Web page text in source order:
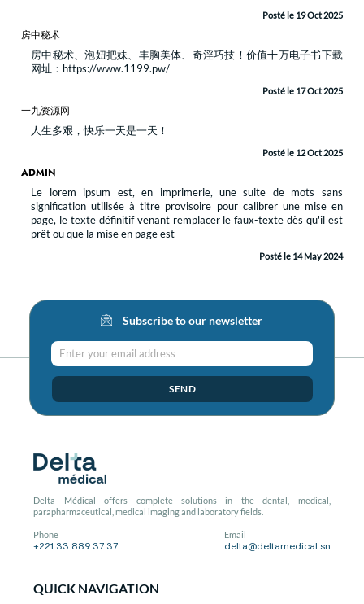
Posté le 19 Oct 2025
房中秘术
房中秘术、泡妞把妹、丰胸美体、奇淫巧技！价值十万电子书下载
网址：https://www.1199.pw/
Posté le 17 Oct 2025
一九资源网
人生多艰，快乐一天是一天！
Posté le 12 Oct 2025
ADMIN
Le lorem ipsum est, en imprimerie, une suite de mots sans
signification utilisée à titre provisoire pour calibrer une mise en
page, le texte définitif venant remplacer le faux-texte dès qu'il est
prêt ou que la mise en page est
Posté le 14 May 2024
Subscribe to our newsletter
Enter your email address
SEND
Delta Médical offers complete solutions in the dental, medical,
parapharmaceutical, medical imaging and laboratory fields.
Phone
+221 33 889 37 37
Email
delta@deltamedical.sn
QUICK NAVIGATION